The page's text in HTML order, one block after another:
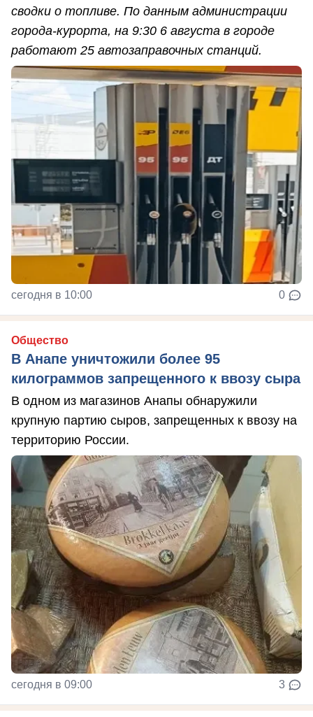
сводки о топливе. По данным администрации
города-курорта, на 9:30 6 августа в городе
работают 25 автозаправочных станций.
сегодня в 10:00 0
Общество
В Анапе уничтожили более 95
килограммов запрещенного к ввозу сыра
В одном из магазинов Анапы обнаружили
крупную партию сыров, запрещенных к ввозу на
территорию России.
сегодня в 09:00 3